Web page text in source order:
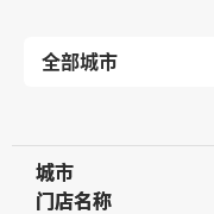
城市
城市
门店名称
门店名称